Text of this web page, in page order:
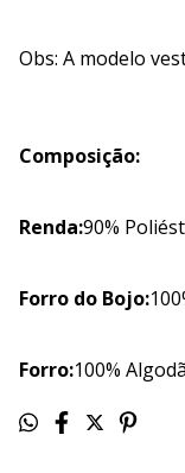
Obs: A modelo
Composição:
Renda:90%
Forro do Bojo:
Forro:100%